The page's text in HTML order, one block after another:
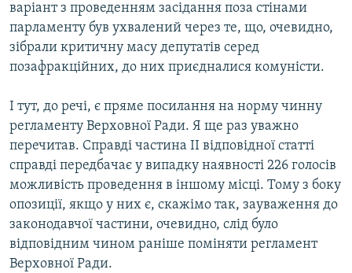
варіант з проведенням засідання поза стінами
парламенту був ухвалений через те, що, очевидно,
зібрали критичну масу депутатів серед
позафракційних, до них приєдналися комуністи.
І тут, до речі, є пряме посилання на норму чинну
регламенту Верховної Ради. Я ще раз уважно
перечитав. Справді частина ІІ відповідної статті
справді передбачає у випадку наявності 226 голосів
можливість проведення в іншому місці. Тому з боку
опозиції, якщо у них є, скажімо так, зауваження до
законодавчої частини, очевидно, слід було
відповідним чином раніше поміняти регламент
Верховної Ради.